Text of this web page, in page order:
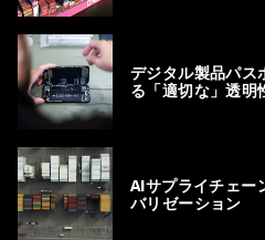
デジタル製品パ
る「適切な」透明
AIサプライチェー
バリゼーション